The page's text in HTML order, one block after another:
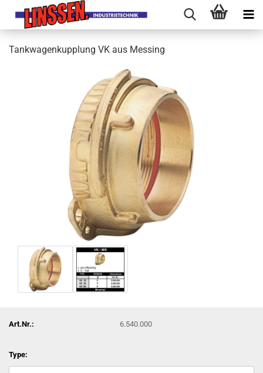
Tankwagenkupplung VK aus Messing
Art.Nr.: 6.540.000
Type: